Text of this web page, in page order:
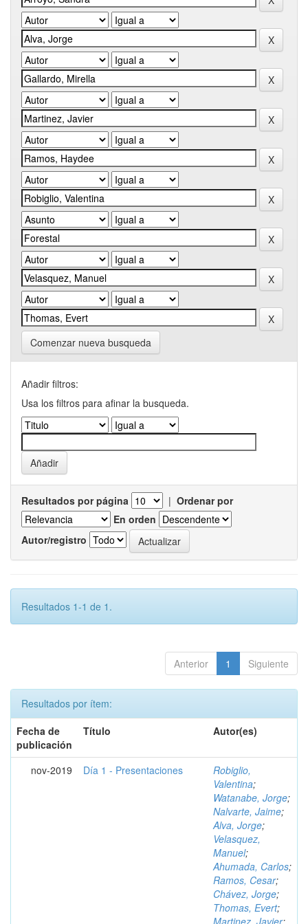
Comenzar nueva busqueda
Añadir filtros:
Usa los filtros para afinar la busqueda.
Resultados por página | Ordenar por
En orden
Autor/registro
Resultados 1-1 de 1.
Anterior 1 Siguiente
Resultados por ítem:
Fecha de
publicación
Título Autor(es)
nov-2019 Día 1 - Presentaciones
Robiglio,
Valentina;
Watanabe, Jorge;
Nalvarte, Jaime;
Alva, Jorge;
Velasquez,
Manuel;
Ahumada, Carlos;
Ramos, Cesar;
Chávez, Jorge;
Thomas, Evert;
Martinez, Javier;